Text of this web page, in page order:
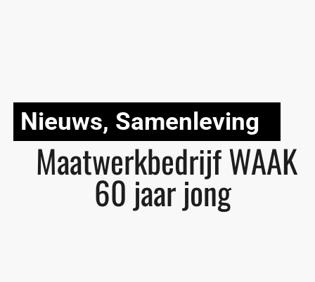
Nieuws, Samenleving
Maatwerkbedrijf WAAK
60 jaar jong